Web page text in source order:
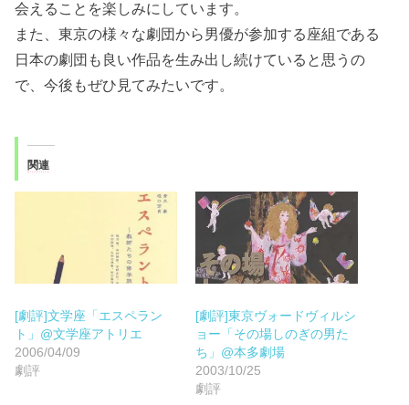
会えることを楽しみにしています。
また、東京の様々な劇団から男優が参加する座組である
日本の劇団も良い作品を生み出し続けていると思うの
で、今後もぜひ見てみたいです。
関連
[劇評]文学座「エスペラン
ト」@文学座アトリエ
2006/04/09
劇評
[劇評]東京ヴォードヴィルシ
ョー「その場しのぎの男た
ち」@本多劇場
2003/10/25
劇評